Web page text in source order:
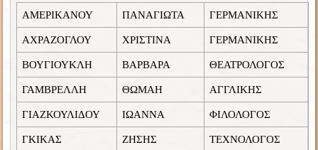
ΑΜΕΡΙΚΑΝΟΥ ΠΑΝΑΓΙΩΤΑ ΓΕΡΜΑΝΙΚΗΣ
ΑΧΡΑΖΟΓΛΟΥ ΧΡΙΣΤΙΝΑ ΓΕΡΜΑΝΙΚΗΣ
ΒΟΥΓΙΟΥΚΛΗ ΒΑΡΒΑΡΑ ΘΕΑΤΡΟΛΟΓΟΣ
ΓΑΜΒΡΕΛΛΗ ΘΩΜΑΗ ΑΓΓΛΙΚΗΣ
ΓΙΑΖΚΟΥΛΙΔΟΥ ΙΩΑΝΝΑ ΦΙΛΟΛΟΓΟΣ
ΓΚΙΚΑΣ ΖΗΣΗΣ ΤΕΧΝΟΛΟΓΟΣ